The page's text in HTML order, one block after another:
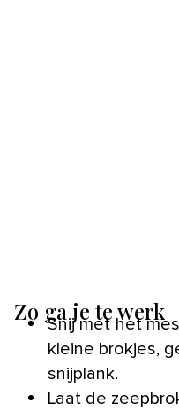
Zo ga je te werk
Snij met het
kleine brokjes,
snijplank.
Laat de